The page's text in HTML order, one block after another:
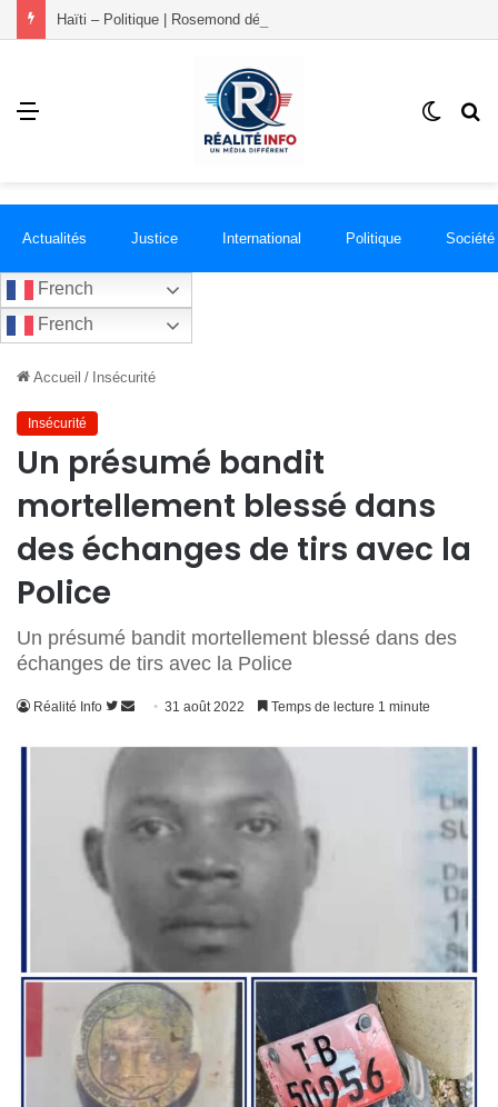
Menu
Switch
Actualités Justice International Politique Société
French
French
Accueil / Insécurité
Insécurité
Un présumé bandit
mortellement blessé dans
des échanges de tirs avec la
Police
Un présumé bandit mortellement blessé dans des
échanges de tirs avec la Police
Réalité Info
Suivre
Envoyer31 août 2022 Temps de lecture 1 minute